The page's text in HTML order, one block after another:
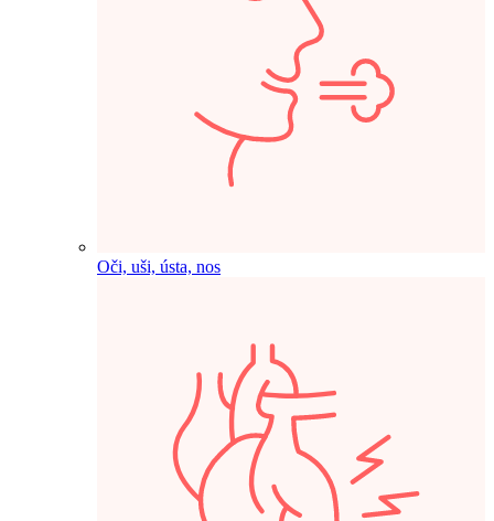
Oči, uši, ústa, nos